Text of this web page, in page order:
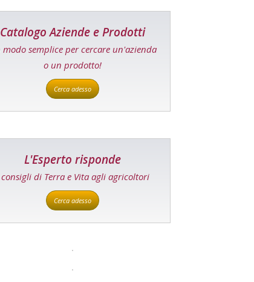
Catalogo Aziende e Prodotti
modo semplice per cercare un'azienda
o un prodotto!
Cerca adesso
L'Esperto risponde
di Terra e Vita agli agricoltori
Cerca adesso